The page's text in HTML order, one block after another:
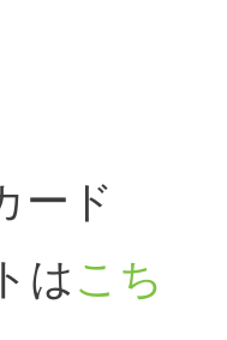
ード
はこち